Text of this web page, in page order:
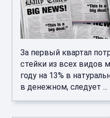
За первый квартал
стейки из всех видов
году на 13% в
в денежном, следует ...